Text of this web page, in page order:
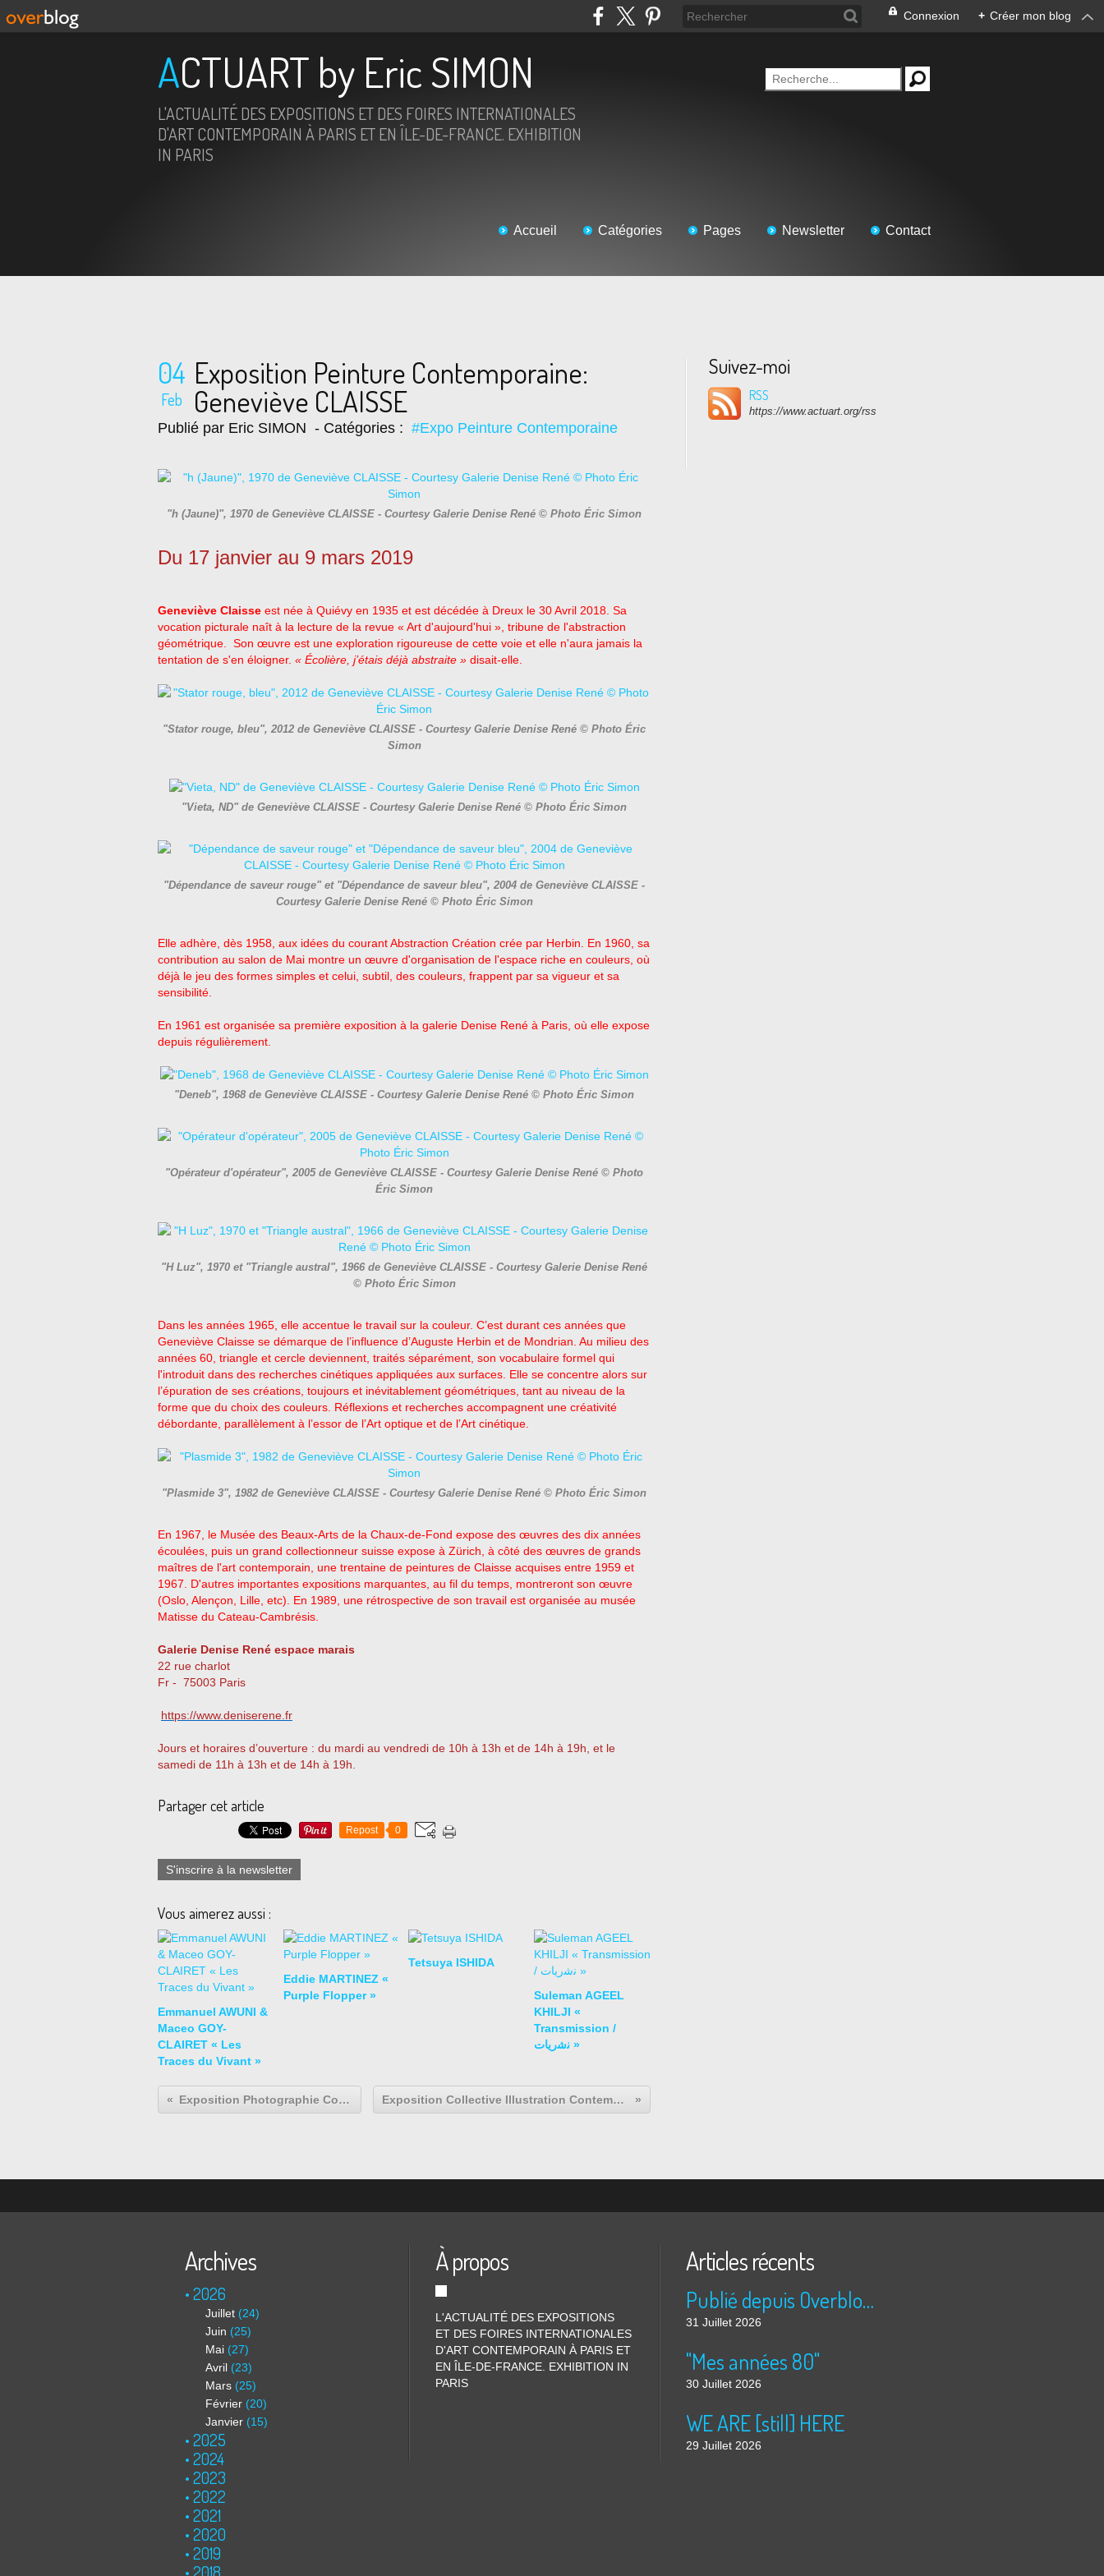
Connexion + Créer mon blog
ACTUART by Eric SIMON
L'ACTUALITÉ DES EXPOSITIONS ET DES FOIRES INTERNATIONALES
D'ART CONTEMPORAIN À PARIS ET EN ÎLE-DE-FRANCE. EXHIBITION
IN PARIS
Accueil Catégories Pages Newsletter Contact
04
Feb
Exposition Peinture Contemporaine:
Geneviève CLAISSE
Publié par Eric SIMON - Catégories : #Expo Peinture Contemporaine
"h (Jaune)", 1970 de Geneviève CLAISSE - Courtesy Galerie Denise René © Photo Éric Simon
Du 17 janvier au 9 mars 2019
Geneviève Claisse est née à Quiévy en 1935 et est décédée à Dreux le 30 Avril 2018. Sa
vocation picturale naît à la lecture de la revue « Art d'aujourd'hui », tribune de l'abstraction
géométrique. Son œuvre est une exploration rigoureuse de cette voie et elle n'aura jamais la
tentation de s'en éloigner. « Écolière, j’étais déjà abstraite » disait-elle.
"Stator rouge, bleu", 2012 de Geneviève CLAISSE - Courtesy Galerie Denise René © Photo Éric
Simon
"Vieta, ND" de Geneviève CLAISSE - Courtesy Galerie Denise René © Photo Éric Simon
"Dépendance de saveur rouge" et "Dépendance de saveur bleu", 2004 de Geneviève CLAISSE -
Courtesy Galerie Denise René © Photo Éric Simon
Elle adhère, dès 1958, aux idées du courant Abstraction Création crée par Herbin. En 1960, sa
contribution au salon de Mai montre un œuvre d'organisation de l'espace riche en couleurs, où
déjà le jeu des formes simples et celui, subtil, des couleurs, frappent par sa vigueur et sa
sensibilité.
En 1961 est organisée sa première exposition à la galerie Denise René à Paris, où elle expose
depuis régulièrement.
"Deneb", 1968 de Geneviève CLAISSE - Courtesy Galerie Denise René © Photo Éric Simon
"Opérateur d'opérateur", 2005 de Geneviève CLAISSE - Courtesy Galerie Denise René © Photo
Éric Simon
"H Luz", 1970 et "Triangle austral", 1966 de Geneviève CLAISSE - Courtesy Galerie Denise René
© Photo Éric Simon
Dans les années 1965, elle accentue le travail sur la couleur. C’est durant ces années que
Geneviève Claisse se démarque de l’influence d’Auguste Herbin et de Mondrian. Au milieu des
années 60, triangle et cercle deviennent, traités séparément, son vocabulaire formel qui
l'introduit dans des recherches cinétiques appliquées aux surfaces. Elle se concentre alors sur
l’épuration de ses créations, toujours et inévitablement géométriques, tant au niveau de la
forme que du choix des couleurs. Réflexions et recherches accompagnent une créativité
débordante, parallèlement à l’essor de l’Art optique et de l’Art cinétique.
"Plasmide 3", 1982 de Geneviève CLAISSE - Courtesy Galerie Denise René © Photo Éric Simon
En 1967, le Musée des Beaux-Arts de la Chaux-de-Fond expose des œuvres des dix années
écoulées, puis un grand collectionneur suisse expose à Zürich, à côté des œuvres de grands
maîtres de l'art contemporain, une trentaine de peintures de Claisse acquises entre 1959 et
1967. D'autres importantes expositions marquantes, au fil du temps, montreront son œuvre
(Oslo, Alençon, Lille, etc). En 1989, une rétrospective de son travail est organisée au musée
Matisse du Cateau-Cambrésis.
Galerie Denise René espace marais
22 rue charlot
Fr - 75003 Paris
https://www.deniserene.fr
Jours et horaires d’ouverture : du mardi au vendredi de 10h à 13h et de 14h à 19h, et le
samedi de 11h à 13h et de 14h à 19h.
Partager cet article
Repost 0
S'inscrire à la newsletter
Vous aimerez aussi :
Emmanuel AWUNI &
Maceo GOY-
CLAIRET « Les
Traces du Vivant »
Eddie MARTINEZ «
Purple Flopper »
Tetsuya ISHIDA
Suleman AGEEL
KHILJI «
Transmission /
ﻧﺷرﯾﺎت »
Exposition Photographie Contemporaine: Baptiste RABICHON «A l’intérieur cet été» Exposition Collective Illustration Contemporaine: CHOIX MULTIPLES ESTAMPES DE LA COLLECTION MEL PUBLISHER
Suivez-moi
RSS
https://www.actuart.org/rss
Archives
2026
Juillet (24)
Juin (25)
Mai (27)
Avril (23)
Mars (25)
Février (20)
Janvier (15)
2025
2024
2023
2022
2021
2020
2019
À propos
L'ACTUALITÉ DES EXPOSITIONS
ET DES FOIRES INTERNATIONALES
D'ART CONTEMPORAIN À PARIS ET
EN ÎLE-DE-FRANCE. EXHIBITION IN
PARIS
Articles récents
Publié depuis Overblog et Facebook
31 Juillet 2026
"Mes années 80"
30 Juillet 2026
WE ARE [still] HERE
29 Juillet 2026